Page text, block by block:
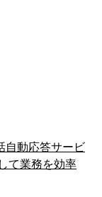
自動応答サービ
て業務を効率